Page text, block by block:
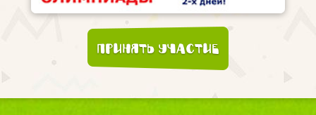
Принять участие